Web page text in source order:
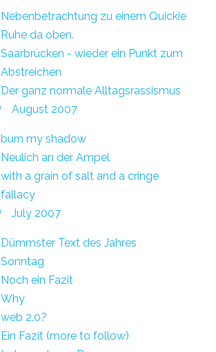
Nebenbetrachtung zu einem Quickie
Ruhe da oben.
Saarbrücken - wieder ein Punkt zum
Abstreichen
Der ganz normale Alltagsrassismus
August 2007
burn my shadow
Neulich an der Ampel
with a grain of salt and a cringe
fallacy
July 2007
Dümmster Text des Jahres
Sonntag
Noch ein Fazit
Why
web 2.0?
Ein Fazit (more to follow)